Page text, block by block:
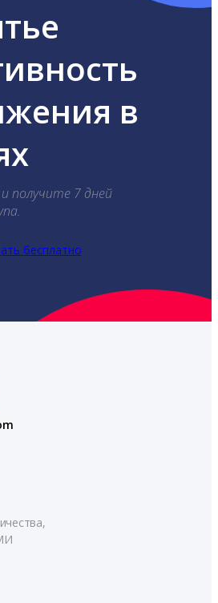
в
получите 7 дней
бесплатно